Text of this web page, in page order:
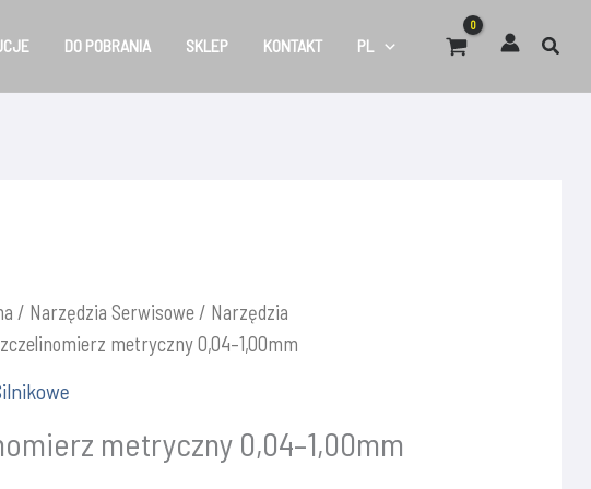
DO POBRANIA SKLEP KONTAKT PL
/ Narzędzia Serwisowe/ Narzędzia
metryczny 0,04–1,00mm
metryczny 0,04–1,00mm